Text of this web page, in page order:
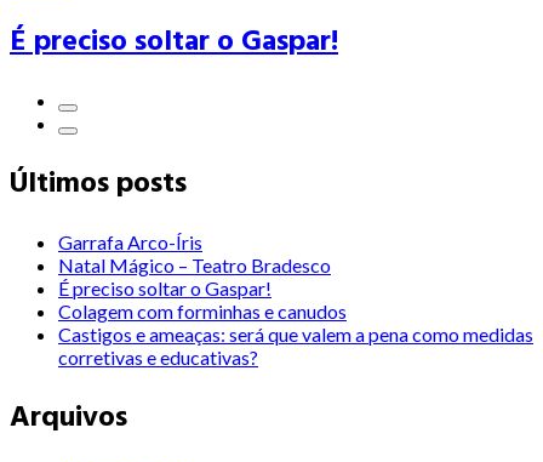
É preciso soltar o Gaspar!
Últimos posts
Garrafa Arco-Íris
Natal Mágico – Teatro Bradesco
É preciso soltar o Gaspar!
Colagem com forminhas e canudos
Castigos e ameaças: será que valem a pena como medidas
corretivas e educativas?
Arquivos